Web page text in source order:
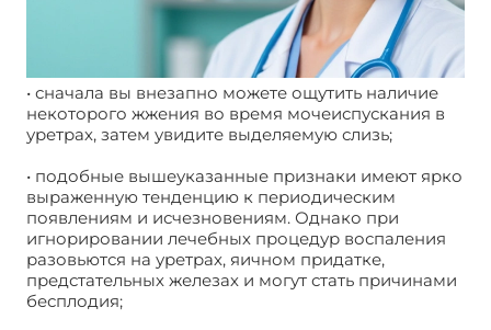
• сначала вы внезапно можете ощутить наличие
некоторого жжения во время мочеиспускания в
уретрах, затем увидите выделяемую слизь;
• подобные вышеуказанные признаки имеют ярко
выраженную тенденцию к периодическим
появлениям и исчезновениям. Однако при
игнорировании лечебных процедур воспаления
разовьются на уретрах, яичном придатке,
предстательных железах и могут стать причинами
бесплодия;